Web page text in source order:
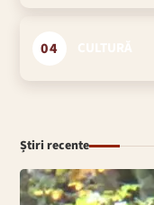
04
Știri recente